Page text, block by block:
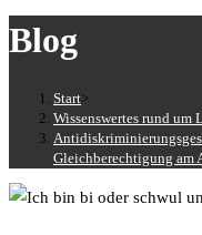
Blog
Start>
Wissenswertes rund um
Gleichberechtigung am